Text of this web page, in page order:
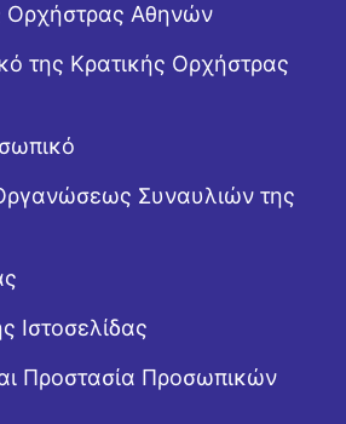
Ορχήστρας Αθηνών
της Κρατικής Ορχήστρας
Συναυλιών της
Ιστοσελίδας
Προστασία Προσωπικών